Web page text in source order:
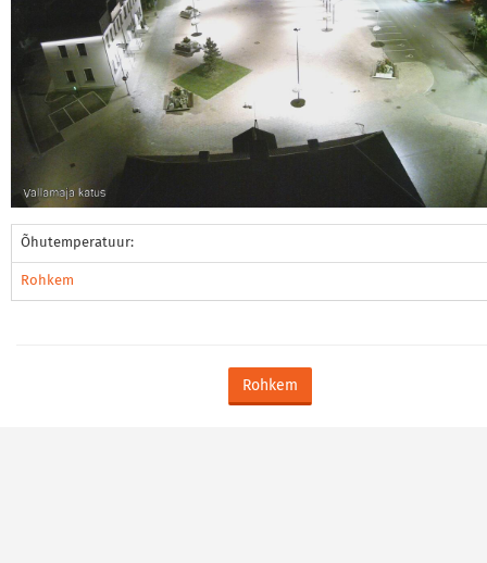
Õhutemperatuur:
Rohkem
Rohkem